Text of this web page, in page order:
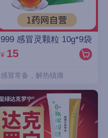
999 感冒灵颗粒 10g*9袋
¥ 15
感冒常备，解热镇痛